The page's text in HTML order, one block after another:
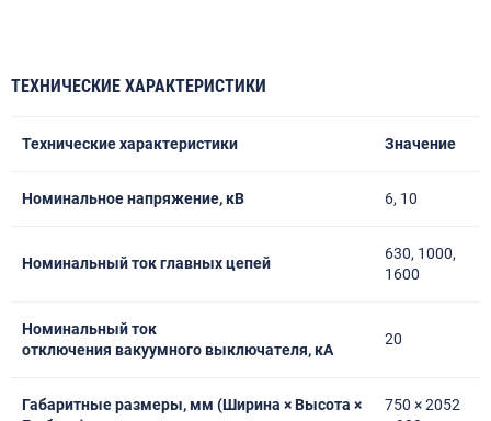
ТЕХНИЧЕСКИЕ ХАРАКТЕРИСТИКИ
Технические характеристики Значение
Номинальное напряжение, кВ 6, 10
Номинальный ток главных цепей
630, 1000,
1600
Номинальный ток
отключения вакуумного выключателя, кА
20
Габаритные размеры, мм (Ширина × Высота ×
750 × 2052